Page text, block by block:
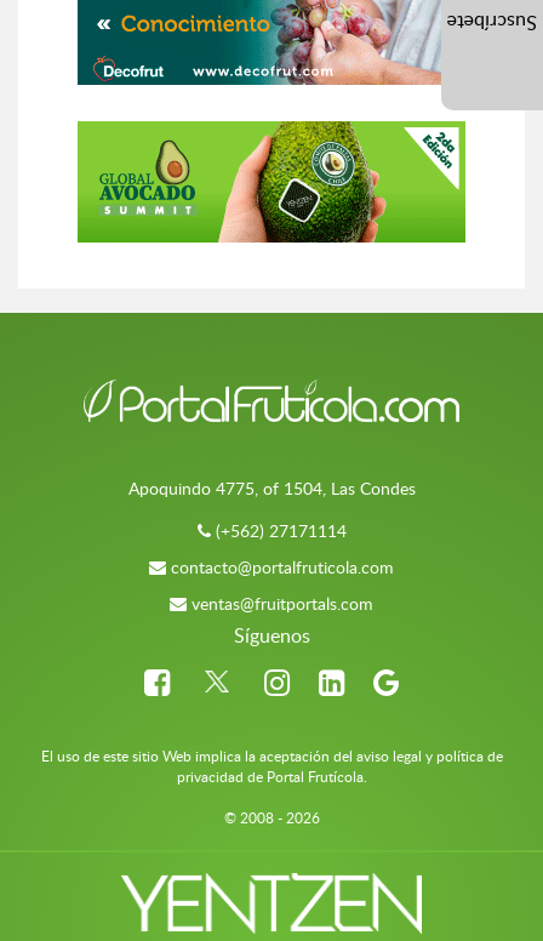
Apoquindo 4775, of 1504, Las Condes
(+562) 27171114
contacto@portalfruticola.com
ventas@fruitportals.com
Síguenos
El uso de este sitio Web implica la aceptación del aviso legal y política de
privacidad de Portal Frutícola.
© 2008 - 2026
Suscríbete